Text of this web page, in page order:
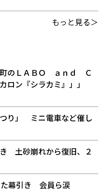
もっと見る＞
のＬＡＢＯ ａｎｄ Ｃ
ロン『シラカミ』」」
り」 ミニ電車など催し
土砂崩れから復旧、２
幕引き 会員ら涙